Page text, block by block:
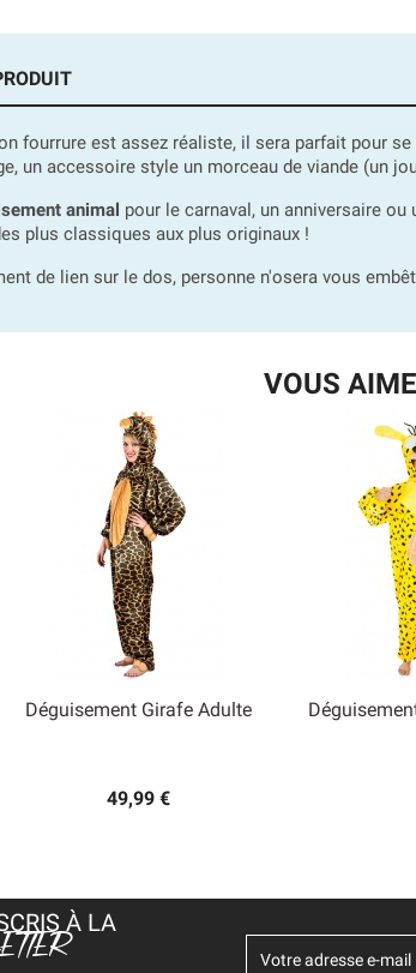
fourrure est assez réaliste, il sera parfait pour
un accessoire style un morceau de viande (un
animal pour le carnaval, un anniversaire
plus classiques aux plus originaux !
de lien sur le dos, personne n'osera vous
VOUS
Déguisement Girafe Adulte
49,99 €
À LA